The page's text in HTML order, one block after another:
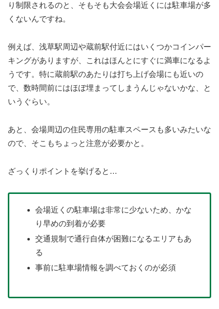
り制限されるのと、そもそも大会会場近くには駐車場が多
くないんですね。
例えば、浅草駅周辺や蔵前駅付近にはいくつかコインパー
キングがありますが、これはほんとにすぐに満車になるよ
うです。特に蔵前駅のあたりは打ち上げ会場にも近いの
で、数時間前にはほぼ埋まってしまうんじゃないかな、と
いうぐらい。
あと、会場周辺の住民専用の駐車スペースも多いみたいな
ので、そこもちょっと注意が必要かと。
ざっくりポイントを挙げると…
会場近くの駐車場は非常に少ないため、かな
り早めの到着が必要
交通規制で通行自体が困難になるエリアもあ
る
事前に駐車場情報を調べておくのが必須